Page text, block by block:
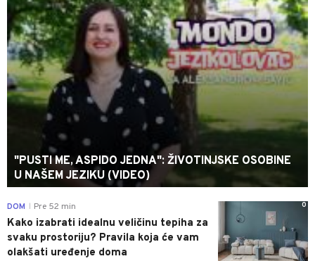
"PUSTI ME, ASPIDO JEDNA": ŽIVOTINJSKE OSOBINE
U NAŠEM JEZIKU (VIDEO)
0
DOM Pre 52 min
Kako izabrati idealnu veličinu tepiha za
svaku prostoriju? Pravila koja će vam
olakšati uređenje doma